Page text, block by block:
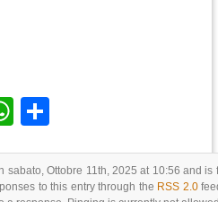
WhatsApp
sabato, Ottobre 11th, 2025 at 10:56 and is
to this entry through the RSS 2.0